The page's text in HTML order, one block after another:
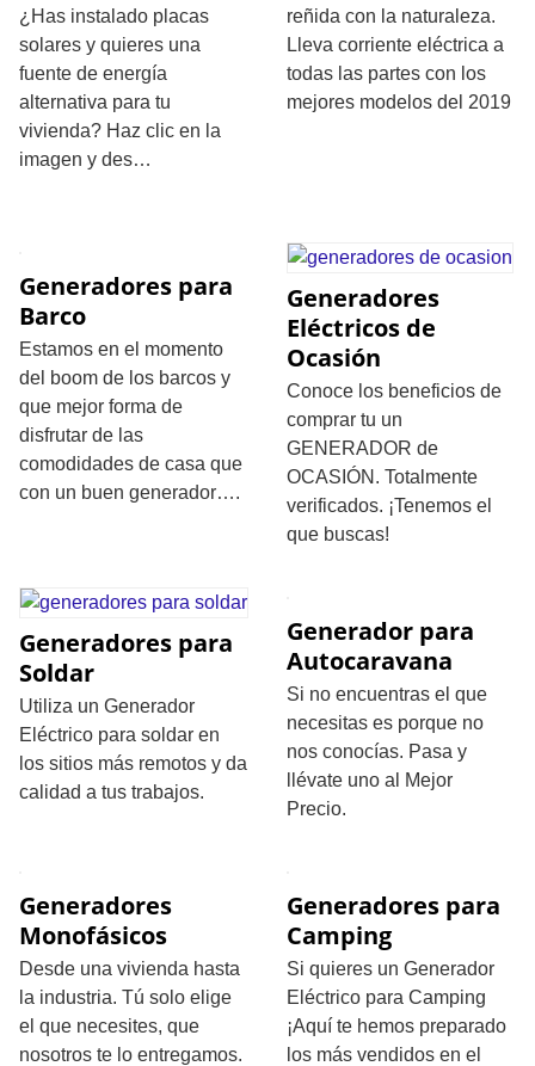
¿Has instalado placas
solares y quieres una
fuente de energía
alternativa para tu
vivienda? Haz clic en la
imagen y des…
reñida con la naturaleza.
Lleva corriente eléctrica a
todas las partes con los
mejores modelos del 2019
Generadores para
Barco
Estamos en el momento
del boom de los barcos y
que mejor forma de
disfrutar de las
comodidades de casa que
con un buen generador….
Generadores
Eléctricos de
Ocasión
Conoce los beneficios de
comprar tu un
GENERADOR de
OCASIÓN. Totalmente
verificados. ¡Tenemos el
que buscas!
Generadores para
Soldar
Utiliza un Generador
Eléctrico para soldar en
los sitios más remotos y da
calidad a tus trabajos.
Generador para
Autocaravana
Si no encuentras el que
necesitas es porque no
nos conocías. Pasa y
llévate uno al Mejor
Precio.
Generadores
Monofásicos
Desde una vivienda hasta
la industria. Tú solo elige
el que necesites, que
nosotros te lo entregamos.
Generadores para
Camping
Si quieres un Generador
Eléctrico para Camping
¡Aquí te hemos preparado
los más vendidos en el